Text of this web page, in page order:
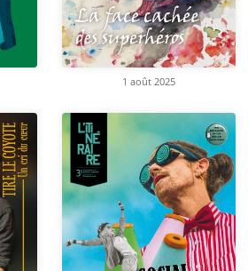
1 août 2025